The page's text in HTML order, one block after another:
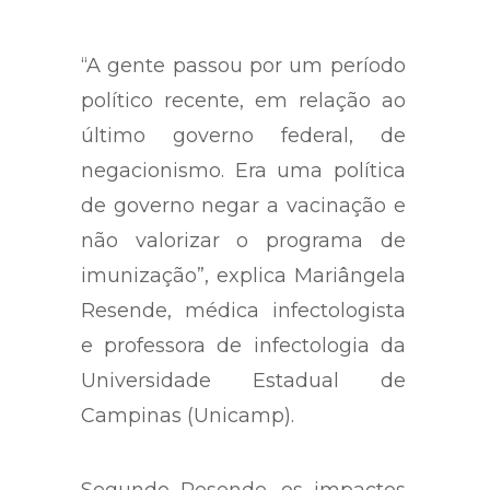
“A gente passou por um período
político recente, em relação ao
último governo federal, de
negacionismo. Era uma política
de governo negar a vacinação e
não valorizar o programa de
imunização”, explica Mariângela
Resende, médica infectologista
e professora de infectologia da
Universidade Estadual de
Campinas (Unicamp).